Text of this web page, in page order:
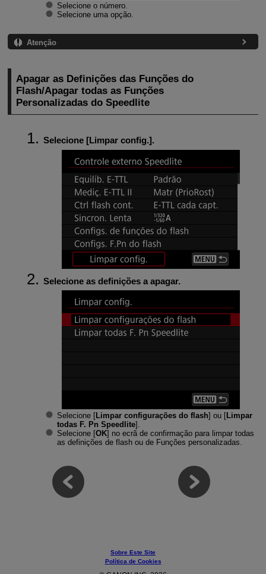
Selecione o número.
Selecione uma opção.
Atenção
Apagar as Definições das Funções do
Flash/Apagar todas as Funções
Personalizadas do Speedlite
Selecione [Limpar config.].
Selecione as definições a apagar.
Selecione [Limpar configurações do flash] ou [Limpar
todas F. Pn Speedlite].
Selecione [OK] no ecrã de confirmação para limpar todas
as definições de flash ou de Funções personalizadas.
Sobre Este Site
Política de Cookies